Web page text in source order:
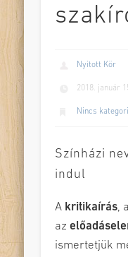
Nyitott Kör
2018. január
Nincs
Színházi
indul
A kritikaírás,
az
ismertetjük